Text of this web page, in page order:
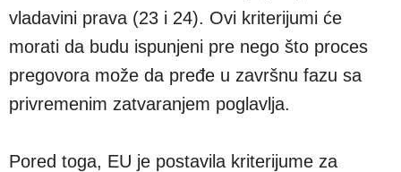
vladavini prava (23 i 24). Ovi kriterijumi će
morati da budu ispunjeni pre nego što proces
pregovora može da pređe u završnu fazu sa
privremenim zatvaranjem poglavlja.
Pored toga, EU je postavila kriterijume za